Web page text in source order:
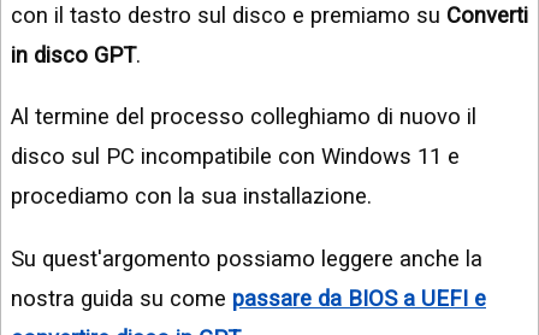
con il tasto destro sul disco e premiamo su Converti
in disco GPT.
Al termine del processo colleghiamo di nuovo il
disco sul PC incompatibile con Windows 11 e
procediamo con la sua installazione.
Su quest'argomento possiamo leggere anche la
nostra guida su come passare da BIOS a UEFI e